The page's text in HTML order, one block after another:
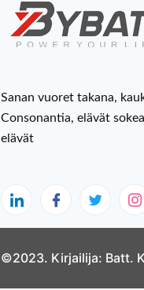
Sanan vuoret takana,
Consonantia, elävät
elävät
©2023. Kirjailija: Batt.